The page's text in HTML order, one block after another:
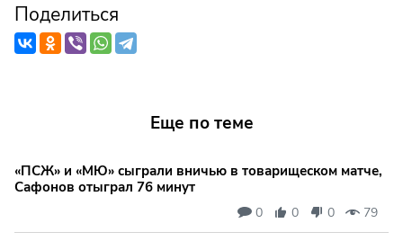
Поделиться
Еще по теме
«ПСЖ» и «МЮ» сыграли вничью в товарищеском матче,
Сафонов отыграл 76 минут
0 0 0 79